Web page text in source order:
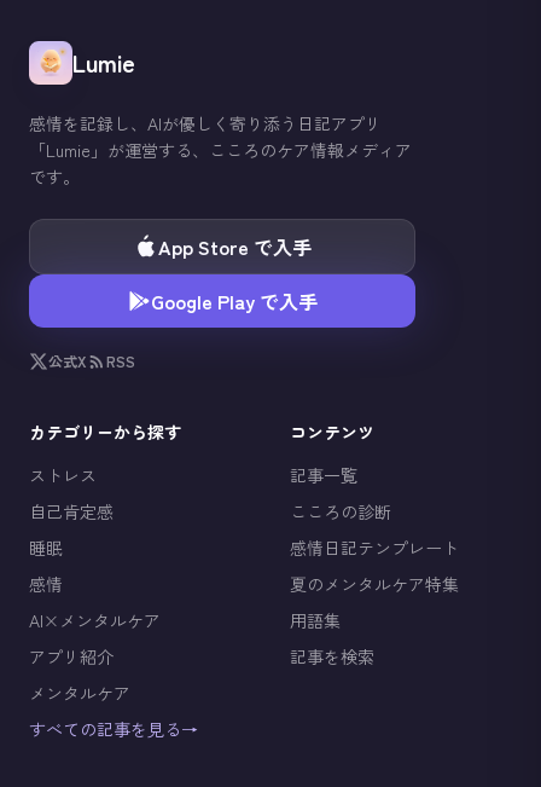
Lumie
感情を記録し、AIが優しく寄り添う日記アプリ
「Lumie」が運営する、こころのケア情報メディア
です。
App Store で入手
Google Play で入手
公式X RSS
カテゴリーから探す
ストレス
自己肯定感
睡眠
感情
AI×メンタルケア
アプリ紹介
メンタルケア
すべての記事を見る→
コンテンツ
記事一覧
こころの診断
感情日記テンプレート
夏のメンタルケア特集
用語集
記事を検索